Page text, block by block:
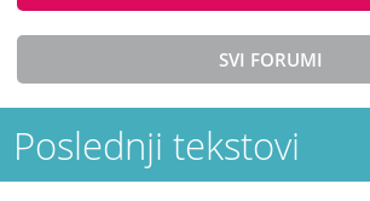
SVI FORUMI
Poslednji tekstovi